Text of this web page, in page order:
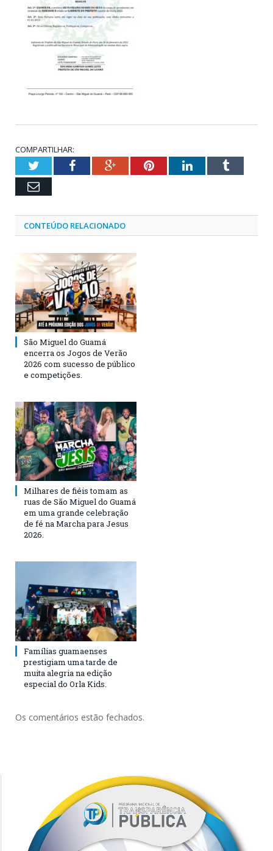
COMPARTILHAR:
TwitterFacebookGoogle+PinterestLinkedInTumblr
Email
CONTEÚDO RELACIONADO
São Miguel do Guamá
encerra os Jogos de Verão
2026 com sucesso de público
e competições.
Milhares de fiéis tomam as
ruas de São Miguel do Guamá
em uma grande celebração
de fé na Marcha para Jesus
2026.
Famílias guamaenses
prestigiam uma tarde de
muita alegria na edição
especial do Orla Kids.
Os comentários estão fechados.